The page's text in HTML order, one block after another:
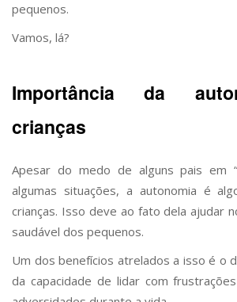
pequenos.
Vamos, lá?
Importância da
crianças
Apesar do medo de alguns pais em
algumas situações, a autonomia é
crianças. Isso deve ao fato dela ajudar
saudável dos pequenos.
Um dos benefícios atrelados a isso é o
da capacidade de lidar com